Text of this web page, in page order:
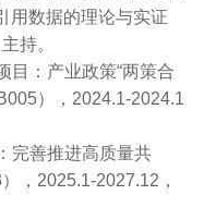
用数据的理论与实证
持。
目：产业政策“两策合
），2024.1-2024.1
完善推进高质量共
，2025.1-2027.12，